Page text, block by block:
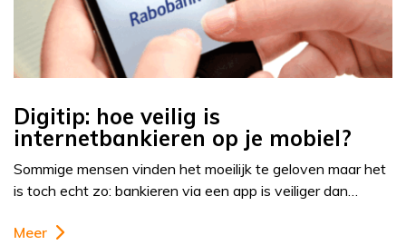
Digitip: hoe veilig is
internetbankieren op je mobiel?
Sommige mensen vinden het moeilijk te geloven maar het
is toch echt zo: bankieren via een app is veiliger dan…
Meer